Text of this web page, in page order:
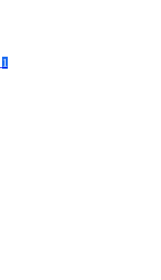
1